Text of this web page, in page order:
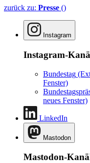
zurück zu: Presse ()
Instagram
Instagram-
Bundestag
Fenster)
neues Fenster)
LinkedIn
Mastodon
Mastodon-